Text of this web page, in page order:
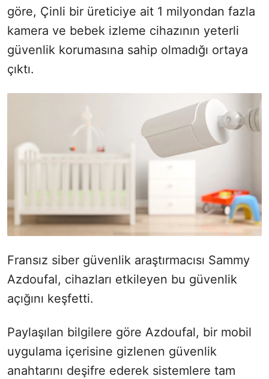
göre, Çinli bir üreticiye ait 1 milyondan fazla
kamera ve bebek izleme cihazının yeterli
güvenlik korumasına sahip olmadığı ortaya
çıktı.
Fransız siber güvenlik araştırmacısı Sammy
Azdoufal, cihazları etkileyen bu güvenlik
açığını keşfetti.
Paylaşılan bilgilere göre Azdoufal, bir mobil
uygulama içerisine gizlenen güvenlik
anahtarını deşifre ederek sistemlere tam